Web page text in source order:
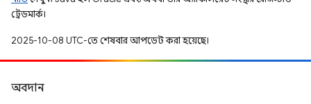
ট্রেডমার্ক।
2025-10-08 UTC-তে শেষবার আপডেট করা হয়েছে।
অবদান